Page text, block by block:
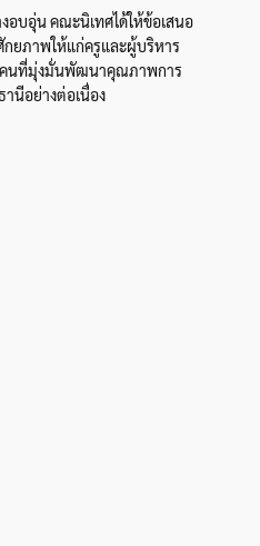
อบอุ่น คณะนิเทศได้ให้ข้อเสนอ
กยภาพให้แก่ครูและผู้บริหาร
คนที่มุ่งมั่นพัฒนาคุณภาพการ
นีอย่างต่อเนื่อง